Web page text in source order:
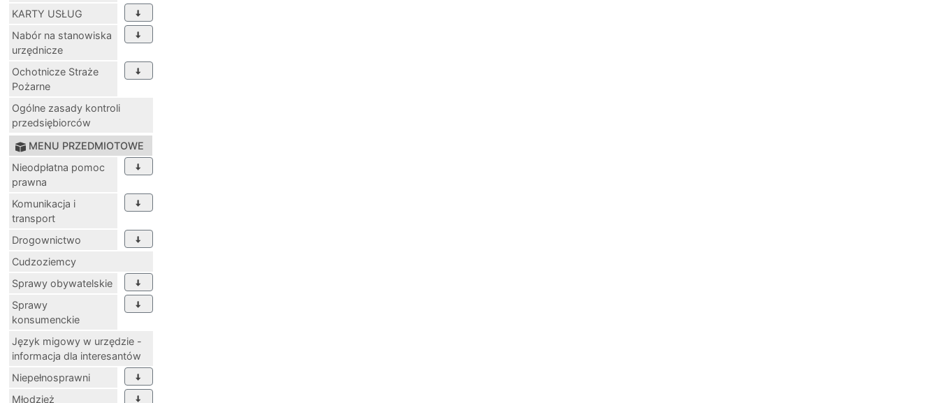
KARTY USŁUG
Nabór na stanowiska
urzędnicze
Ochotnicze Straże
Pożarne
Ogólne zasady kontroli
przedsiębiorców
MENU PRZEDMIOTOWE
Nieodpłatna pomoc
prawna
Komunikacja i
transport
Drogownictwo
Cudzoziemcy
Sprawy obywatelskie
Sprawy
konsumenckie
Język migowy w urzędzie -
informacja dla interesantów
Niepełnosprawni
Młodzież